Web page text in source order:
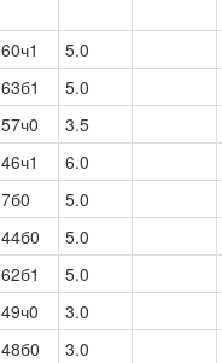
60ч1 5.0
63б1 5.0
57ч0 3.5
46ч1 6.0
7б0 5.0
44б0 5.0
62б1 5.0
49ч0 3.0
48б0 3.0